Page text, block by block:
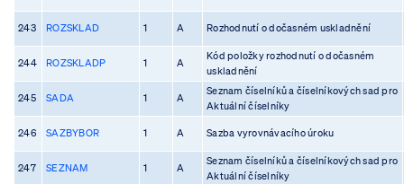
243 ROZSKLAD 1 A Rozhodnutí o dočasném uskladnění
244 ROZSKLADP 1 A
Kód položky rozhodnutí o dočasném
uskladnění
245 SADA 1 A
Seznam číselníků a číselníkových sad pro
Aktuální číselníky
246 SAZBYBOR 1 A Sazba vyrovnávacího úroku
247 SEZNAM 1 A
Seznam číselníků a číselníkových sad pro
Aktuální číselníky